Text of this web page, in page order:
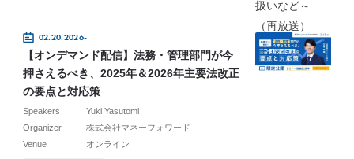
02.20.2026-
【オンデマンド配信】法務・管理部門が今
押さえるべき、2025年＆2026年主要法改正
の要点と対応策
Speakers
Yuki Yasutomi
Organizer
株式会社マネーフォワード
Venue
オンライン